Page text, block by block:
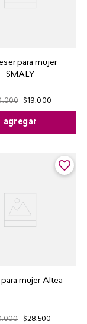
para mujer
SMALY
.000 $ 19.000
agregar
mujer Altea
.000 $28.500